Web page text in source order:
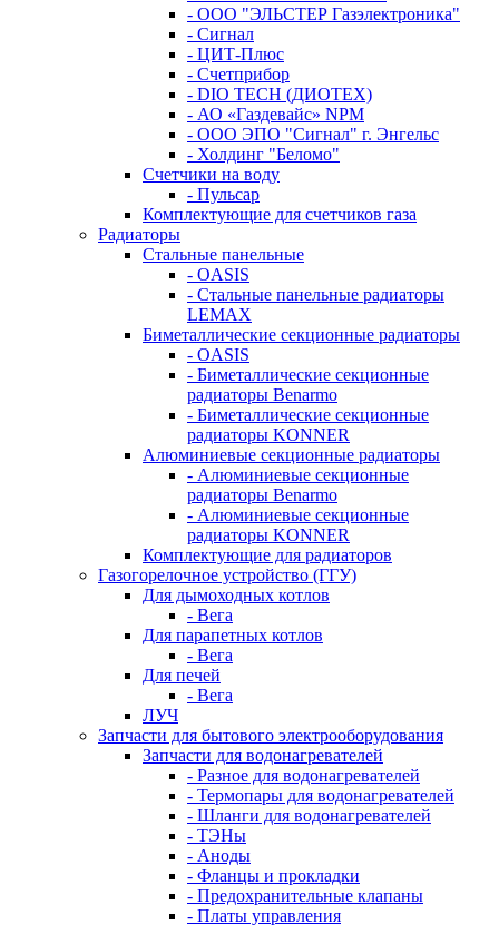
- ООО "ЭЛЬСТЕР Газэлектроника"
- Сигнал
- ЦИТ-Плюс
- Счетприбор
- DIO TECH (ДИОТЕХ)
- АО «Газдевайс» NPM
- ООО ЭПО "Сигнал" г. Энгельс
- Холдинг "Беломо"
Счетчики на воду
- Пульсар
Комплектующие для счетчиков газа
Радиаторы
Стальные панельные
- OASIS
- Стальные панельные радиаторы
LEMAX
Биметаллические секционные радиаторы
- OASIS
- Биметаллические секционные
радиаторы Benarmo
- Биметаллические секционные
радиаторы KONNER
Алюминиевые секционные радиаторы
- Алюминиевые секционные
радиаторы Benarmo
- Алюминиевые секционные
радиаторы KONNER
Комплектующие для радиаторов
Газогорелочное устройство (ГГУ)
Для дымоходных котлов
- Вега
Для парапетных котлов
- Вега
Для печей
- Вега
ЛУЧ
Запчасти для бытового электрооборудования
Запчасти для водонагревателей
- Разное для водонагревателей
- Термопары для водонагревателей
- Шланги для водонагревателей
- ТЭНы
- Аноды
- Фланцы и прокладки
- Предохранительные клапаны
- Платы управления